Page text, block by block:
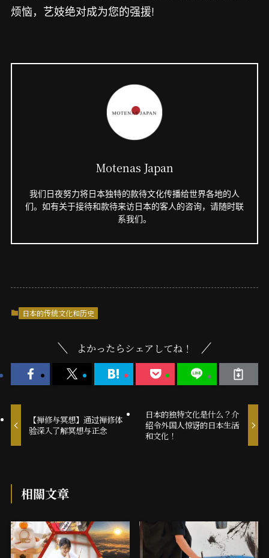
烦恼，艺妓绝对成为您的强援!
Motenas Japan
我们日夜努力将日本独特的款待文化传播给世界各地的人
们。如有关于接待和款待来访日本的客人的咨询，请随时联
系我们。
日本的传统文化和历史
よかったらシェアしてね！
【禅修与冥想】通过禅修体
验深入了解冥想与正念
日本的独特文化是什么？介
绍令外国人惊讶的日本生活
和文化！
相關文章